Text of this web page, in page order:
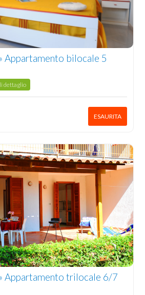
Appartamento bilocale 5
dettaglio
ESAURITA
Appartamento trilocale 6/7